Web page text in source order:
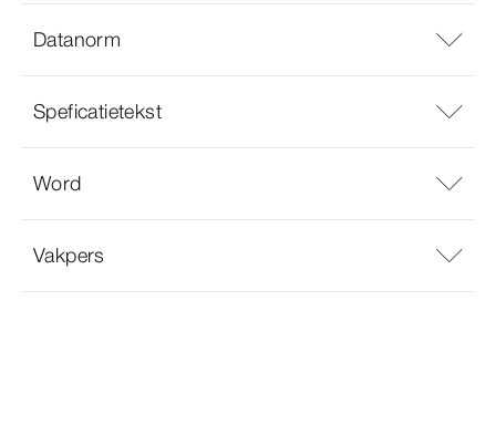
Datanorm
Speficatietekst
Word
Vakpers